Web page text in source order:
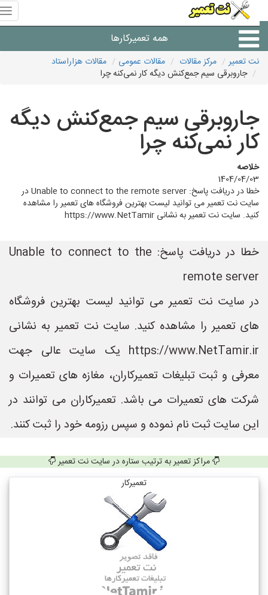
همه تعمیرکارها
شرکت های تعمیرات لوازم
نت تعمیر مرکز مقالات مقالات عمومی
مقالات هزاراستاد
جاروبرقی سیم جمع‌کنش دیگه کار نمی‌کنه چرا
جاروبرقی سیم جمع‌کنش دیگه
کار نمی‌کنه چرا
خلاصه
1404/04/03
خطا در دریافت پاسخ: Unable to connect to the remote server در
سایت نت تعمیر می توانید لیست بهترین فروشگاه های تعمیر را مشاهده
کنید. سایت نت تعمیر به نشانی https://www.NetTamir
خطا در دریافت پاسخ: Unable to connect to the
remote server
در سایت نت تعمیر می توانید لیست بهترین فروشگاه
های تعمیر را مشاهده کنید. سایت نت تعمیر به نشانی
https://www.NetTamir.ir یک سایت عالی جهت
معرفی و ثبت تبلیغات تعمیرکاران، مغازه های تعمیرات و
شرکت های تعمیرات می باشد. تعمیرکاران می توانند در
این سایت ثبت نام نموده و سپس رزومه خود را ثبت کنند.
مراکز تعمیر به ترتیب ستاره در سایت نت تعمیر
تعمیرکار